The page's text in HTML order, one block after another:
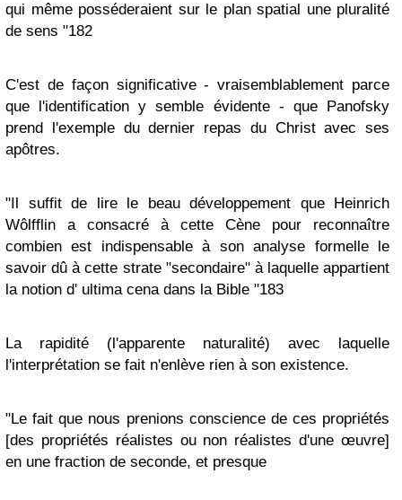
qui même posséderaient sur le plan spatial une pluralité
de sens "182
C'est de façon significative - vraisemblablement parce
que l'identification y semble évidente - que Panofsky
prend l'exemple du dernier repas du Christ avec ses
apôtres.
"Il suffit de lire le beau développement que Heinrich
Wôlfflin a consacré à cette Cène pour reconnaître
combien est indispensable à son analyse formelle le
savoir dû à cette strate "secondaire" à laquelle appartient
la notion d' ultima cena dans la Bible "183
La rapidité (l'apparente naturalité) avec laquelle
l'interprétation se fait n'enlève rien à son existence.
"Le fait que nous prenions conscience de ces propriétés
[des propriétés réalistes ou non réalistes d'une œuvre]
en une fraction de seconde, et presque